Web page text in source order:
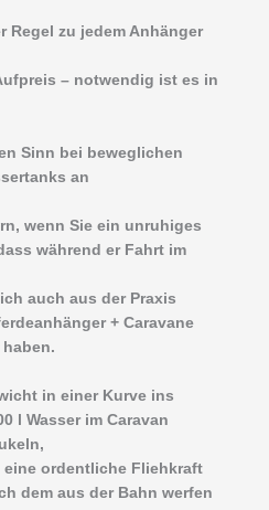
Regel zu jedem Anhänger
– notwendig ist es in
Sinn bei beweglichen
an
wenn Sie ein unruhiges
während er Fahrt im
auch aus der Praxis
+ Caravane
in einer Kurve ins
l Wasser im Caravan
ordentliche Fliehkraft
dem aus der Bahn werfen